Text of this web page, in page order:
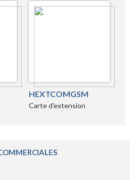
HEXTCOMGSM
Carte d'extension